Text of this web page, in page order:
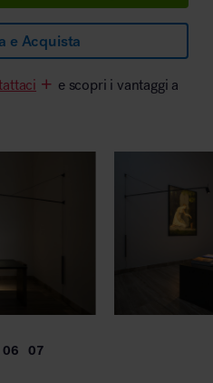
e Acquista
e scopri i vantaggi a